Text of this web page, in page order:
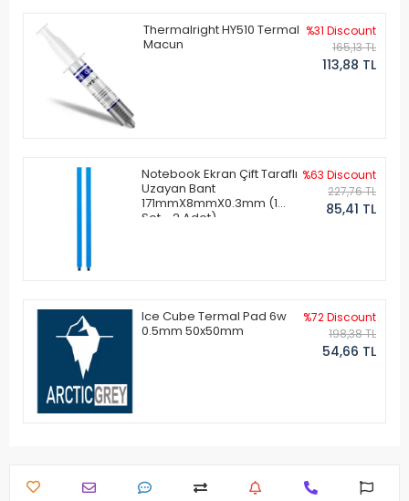
Thermalright HY510 Termal
Macun
%31 Discount
165,13 TL
113,88 TL
Notebook Ekran Çift Taraflı
Uzayan Bant
171mmX8mmX0.3mm (1
Set - 2 Adet)
%63 Discount
227,76 TL
85,41 TL
Ice Cube Termal Pad 6w
0.5mm 50x50mm
%72 Discount
198,38 TL
54,66 TL